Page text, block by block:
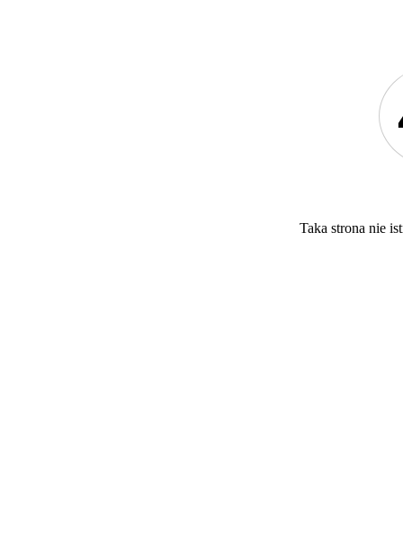
Taka strona nie